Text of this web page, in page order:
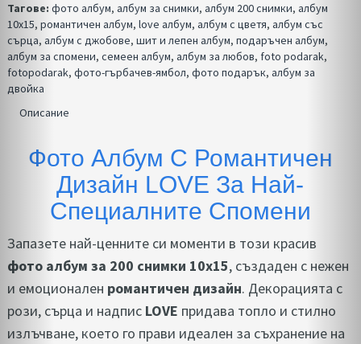
Тагове: фото албум, албум за снимки, албум 200 снимки, албум
10x15, романтичен албум, love албум, албум с цветя, албум със
сърца, албум с джобове, шит и лепен албум, подаръчен албум,
албум за спомени, семеен албум, албум за любов, foto podarak,
fotopodarak, фото-гърбачев-ямбол, фото подарък, албум за
двойка
Описание
Фото Албум С Романтичен
Дизайн LOVE За Най-
Специалните Спомени
Запазете най-ценните си моменти в този красив
фото албум за 200 снимки 10x15, създаден с нежен
и емоционален романтичен дизайн. Декорацията с
рози, сърца и надпис LOVE придава топло и стилно
излъчване, което го прави идеален за съхранение на